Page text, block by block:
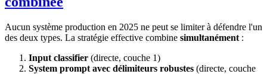
Aucun système production en 2025 ne peut se limiter à défendre l'un
des deux types. La stratégie effective combine simultanément :
Input classifier (directe, couche 1)
System prompt avec délimiteurs robustes (directe, couche